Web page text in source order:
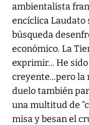
ambientalista
encíclica Laudato
búsqueda
económico. La
exprimir... He
creyente...pero la
duelo también
una multitud de
misa y besan el